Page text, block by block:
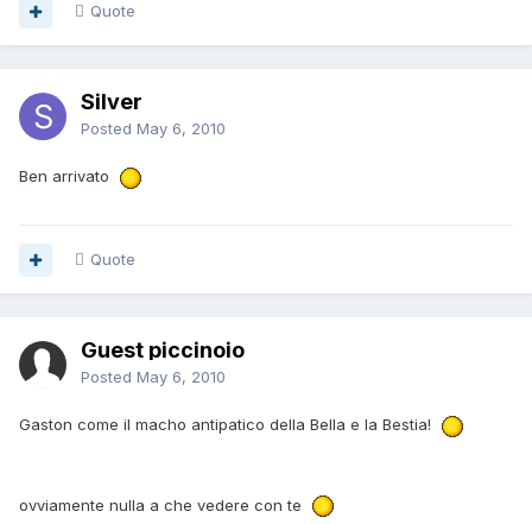
Quote
Silver
Posted May 6, 2010
Ben arrivato
Quote
Guest piccinoio
Posted May 6, 2010
Gaston come il macho antipatico della Bella e la Bestia!
ovviamente nulla a che vedere con te